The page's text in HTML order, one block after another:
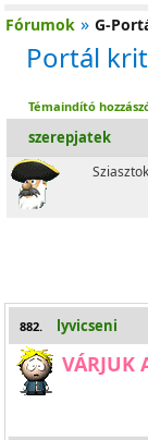
Fórumok » G-
Portál
Témaindító
szerepjatek
882. lyvicseni
VÁRJUK